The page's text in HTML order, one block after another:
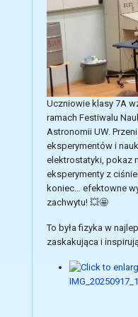
Uczniowie klasy 7A
ramach Festiwalu
Astronomii UW.
eksperymentów i
elektrostatyki, pokaz
eksperymenty z
koniec… efektowne
zachwytu! 💥🤩
To była fizyka w
zaskakująca i